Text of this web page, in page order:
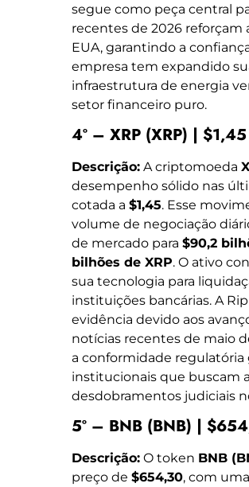
segue como peça central
recentes de 2026 reforçam
EUA, garantindo a
empresa tem expandido
infraestrutura de energia
setor financeiro puro.
4º – XRP (XRP) |
Descrição: A criptomoeda
desempenho sólido nas
cotada a $1,45. Esse
volume de negociação
de mercado para $90,2
bilhões de XRP. O ativo
sua tecnologia para
instituições bancárias. A
evidência devido aos
notícias recentes de maio
a conformidade
institucionais que buscam
desdobramentos judiciais
5º – BNB (BNB) |
Descrição: O token BNB
preço de $654,30, com